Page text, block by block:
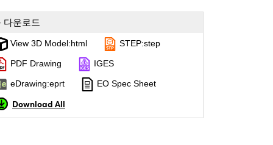
다운로드
View 3D Model:html STEP:step
PDF Drawing IGES
eDrawing:eprt EO Spec Sheet
Download All